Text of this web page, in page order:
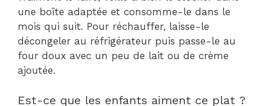
une boîte adaptée et consomme-le dans le
mois qui suit. Pour réchauffer, laisse-le
décongeler au réfrigérateur puis passe-le au
four doux avec un peu de lait ou de crème
ajoutée.
Est-ce que les enfants aiment ce plat ?